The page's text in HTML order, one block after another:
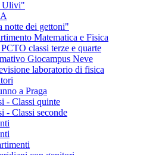
Ulivi"
notte dei gettoni"
Matematica e Fisica
classi terze e quarte
Giocampus Neve
laboratorio di fisica
a Praga
- Classi quinte
- Classi seconde